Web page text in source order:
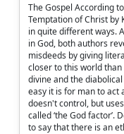
The Gospel According
Temptation of Christ by
in quite different ways.
in God, both authors
misdeeds by giving
closer to this world
divine and the
easy it is for man to act
doesn't control, but
called ‘the God factor’.
to say that there is an